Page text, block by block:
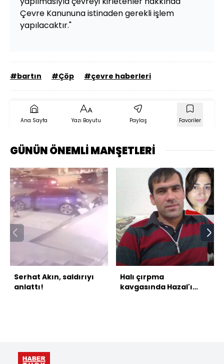
Çevre Kanununa istinaden gerekli işlem
yapılacaktır."
#bartın #Çöp #çevre haberleri
Ana Sayfa Yazı Boyutu Paylaş Favoriler
GÜNÜN ÖNEMLİ MANŞETLERİ
Serhat Akın, saldırıyı
anlattı!
Halı çırpma
kavgasında Hazal'ı